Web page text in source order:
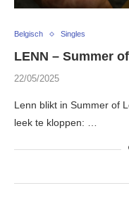
Belgisch Singles
LENN – Summer
22/05/2025
Lenn blikt in Summer of
leek te kloppen: …